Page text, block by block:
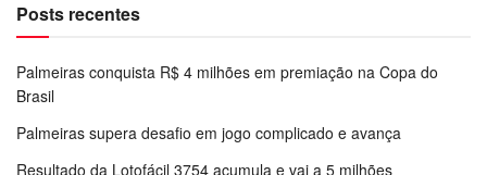
Posts recentes
Palmeiras conquista R$ 4 milhões em premiação na Copa do
Brasil
Palmeiras supera desafio em jogo complicado e avança
Resultado da Lotofácil 3754 acumula e vai a 5 milhões